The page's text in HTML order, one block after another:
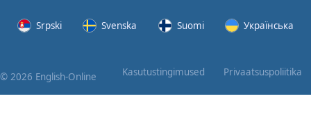
Srpski Svenska Suomi Українська
© 2026 English-Online Kasutustingimused Privaatsuspoliitika